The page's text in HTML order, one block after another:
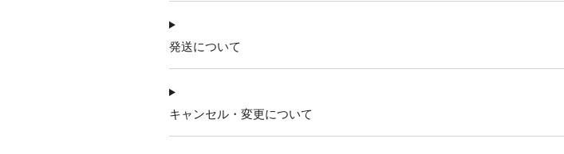
発送について
キャンセル・変更について